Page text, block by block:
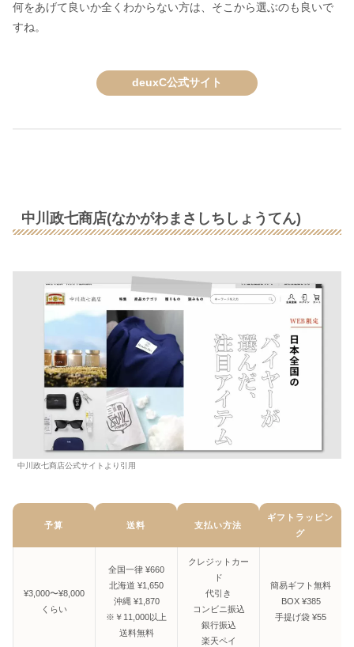
何をあげて良いか全くわからない方は、そこから選ぶのも良いで
すね。
deuxC公式サイト
中川政七商店(なかがわまさしちしょうてん)
中川政七商店公式サイトより引用
予算 送料 支払い方法
ギフトラッピン
グ
¥3,000〜¥8,000
くらい
全国一律 ¥660
北海道 ¥1,650
沖縄 ¥1,870
※￥11,000以上
送料無料
クレジットカー
ド
代引き
コンビニ振込
銀行振込
楽天ペイ
簡易ギフト無料
BOX ¥385
手提げ袋 ¥55